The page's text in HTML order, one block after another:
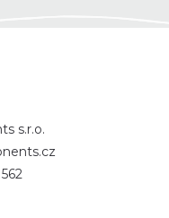
s.r.o.